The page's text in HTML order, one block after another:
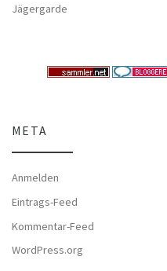
Jägergarde
META
Anmelden
Eintrags-Feed
Kommentar-Feed
WordPress.org